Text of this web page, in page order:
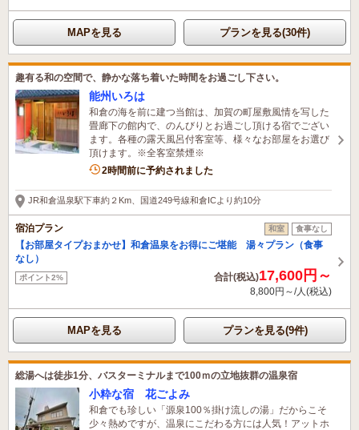
MAPを見る プランを見る(30件)
趣有る和の空間で、静かな落ち着いた時間をお過ごし下さい。
能州いろは
和倉の海を前に建つ当館は、加賀の町屋敷風情を写した
畳廊下の館内で、のんびりとお過ごし頂ける宿でござい
ます。各種の露天風呂付客室等、様々なお部屋をお選び
頂けます。※全客室禁煙※
4名がこの宿を見ています
2時間前に予約されました
JR和倉温泉駅下車約２Km、国道249号線和倉ICより約10分
宿泊プラン 和室 食事なし
【お部屋タイプおまかせ】和倉温泉をお得にご堪能 湯々プラン（食事
なし）
ポイント2% 合計(税込)17,600円～
8,800円～/人(税込)
MAPを見る プランを見る(9件)
総湯へは徒歩1分、バスターミナルまで100ｍの立地抜群の温泉宿
小粋な宿 花ごよみ
和倉でも珍しい「源泉100％掛け流しの湯」だからこそ
少々熱めですが、温泉にこだわる方には人気！アットホ